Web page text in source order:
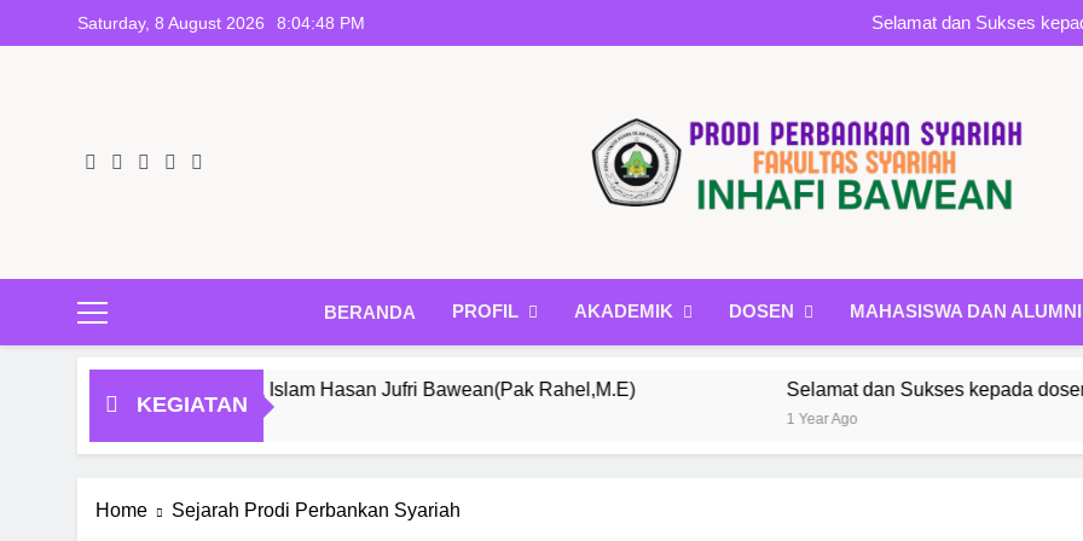
to
Saturday, 8 August 2026 8:04:49 PM
Selamat dan Sukses
BERANDA PROFIL AKADEMIK DOSEN MAHASISWA DAN ALUMNI
KEGIATAN
Agama Islam Hasan Jufri Bawean(Pak Rahel,M.E) Selamat dan Sukses kepada dosen Perbankan
Home Sejarah Prodi Perbankan Syariah